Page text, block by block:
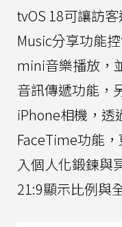
tvOS 18可讓訪
Music分享功能
mini音樂播放，
音訊傳遞功能，
iPhone相機，透
FaceTime功能
入個人化鍛鍊與
21:9顯示比例與